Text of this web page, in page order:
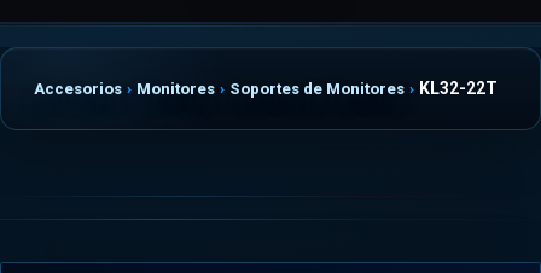
Accesorios Monitores Soportes de Monitores KL32-22T